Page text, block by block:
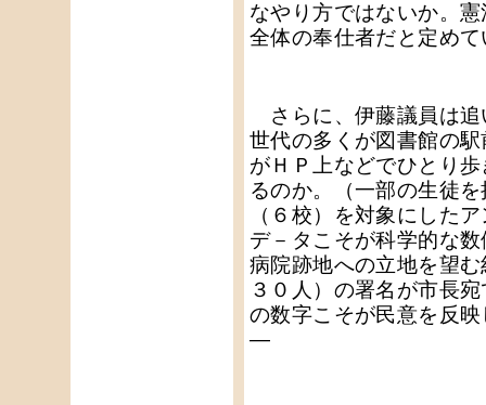
なやり方ではないか。
全体の奉仕者だと定め
さらに、伊藤議員は追
世代の多くが図書館の
がＨＰ上などでひとり
るのか。（一部の生徒
（６校）を対象にした
デ－タこそが科学的な
病院跡地への立地を望
３０人）の署名が市長
の数字こそが民意を反
―